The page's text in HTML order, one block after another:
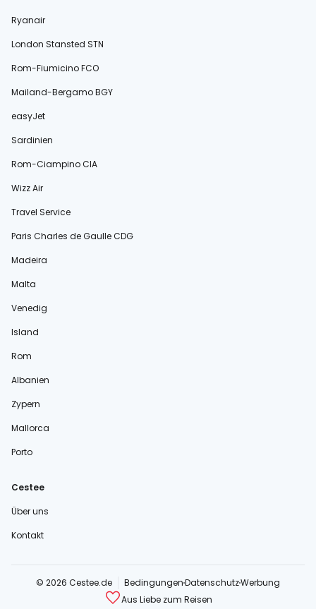
Ryanair
London Stansted STN
Rom-Fiumicino FCO
Mailand-Bergamo BGY
easyJet
Sardinien
Rom-Ciampino CIA
Wizz Air
Travel Service
Paris Charles de Gaulle CDG
Madeira
Malta
Venedig
Island
Rom
Albanien
Zypern
Mallorca
Porto
Cestee
Über uns
Kontakt
© 2026 Cestee.de BedingungenDatenschutzWerbung
Aus Liebe zum Reisen